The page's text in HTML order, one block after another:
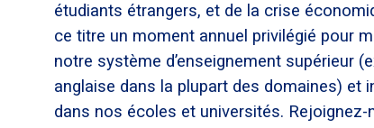
étudiants étrangers, et de la crise
ce titre un moment annuel privilégié pour
notre système d’enseignement supérieur
anglaise dans la plupart des domaines) et
dans nos écoles et universités. Rejoignez-